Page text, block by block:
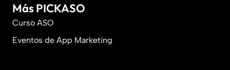
Más PICKASO
Curso ASO
Eventos de App Marketing